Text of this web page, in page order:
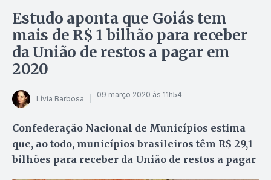
Estudo aponta que Goiás tem
mais de R$ 1 bilhão para receber
da União de restos a pagar em
2020
Lívia Barbosa 09 março 2020 às 11h54
Confederação Nacional de Municípios estima
que, ao todo, municípios brasileiros têm R$ 29,1
bilhões para receber da União de restos a pagar